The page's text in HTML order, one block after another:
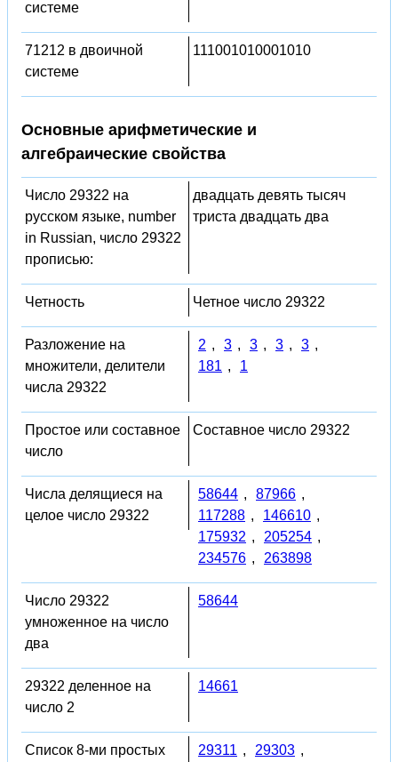
системе
71212 в двоичной
системе
111001010001010
Основные арифметические и
алгебраические свойства
Число 29322 на
русском языке, number
in Russian, число 29322
прописью:
двадцать девять тысяч
триста двадцать два
Четность Четное число 29322
Разложение на
множители, делители
числа 29322
2 , 3 , 3 , 3 , 3 ,
181 , 1
Простое или составное
число
Составное число 29322
Числа делящиеся на
целое число 29322
58644 , 87966 ,
117288 , 146610 ,
175932 , 205254 ,
234576 , 263898
Число 29322
умноженное на число
два
58644
29322 деленное на
число 2
14661
Список 8-ми простых
29311 , 29303 ,